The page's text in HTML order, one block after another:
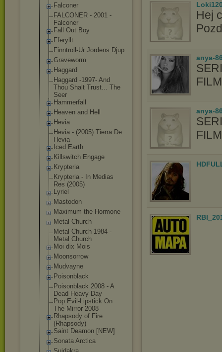
Falconer
FALCONER - 2001 -
Falconer
Fall Out Boy
Fferyllt
Finntroll-Ur Jordens Djup
Graveworm
Haggard
Haggard -1997- And
Thou Shalt Trust... The
Seer
Hammerfall
Heaven and Hell
Hevia
Hevia - (2005) Tierra De
Hevia
Iced Earth
Killswitch Engage
Krypteria
Krypteria - In Medias
Res (2005)
Lyriel
Mastodon
Maximum the Hormone
Metal Church
Metal Church 1984 -
Metal Church
Moi dix Mois
Moonsorrow
Mudvayne
Poisonblack
Poisonblack 2008 - A
Dead Heavy Day
Pop Evil-Lipstick On
The Mirror-2008
Rhapsody of Fire
(Rhapsody)
Saint Deamon [NEW]
Sonata Arctica
Hej
anya-
anya-